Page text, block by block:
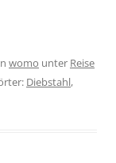
womo unter Reise
Diebstahl,